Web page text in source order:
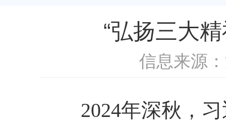
“弘扬三大
信息来源
2024年深秋，习